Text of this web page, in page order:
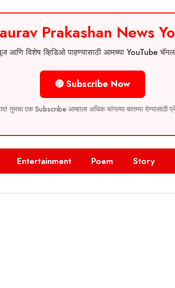
Prakashan News
आणि विशेष व्हिडिओ पाहण्यासाठी आमच्या YouTube
🔴 Subscribe Now
तुमचा एक Subscribe आम्हाला अधिक चांगल्या बातम्या देण्यासाठी
Entertainment Poem Story